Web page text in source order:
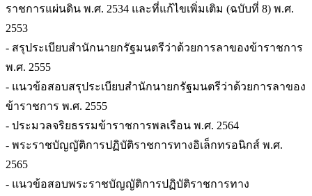
ราชการแผ่นดิน พ.ศ. 2534 และที่แก้ไขเพิ่มเติม (ฉบับที่ 8) พ.ศ.
2553
- สรุประเบียบสำนักนายกรัฐมนตรีว่าด้วยการลาของข้าราชการ
พ.ศ. 2555
- แนวข้อสอบสรุประเบียบสำนักนายกรัฐมนตรีว่าด้วยการลาของ
ข้าราชการ พ.ศ. 2555
- ประมวลจริยธรรมข้าราชการพลเรือน พ.ศ. 2564
- พระราชบัญญัติการปฏิบัติราชการทางอิเล็กทรอนิกส์ พ.ศ.
2565
- แนวข้อสอบพระราชบัญญัติการปฏิบัติราชการทาง